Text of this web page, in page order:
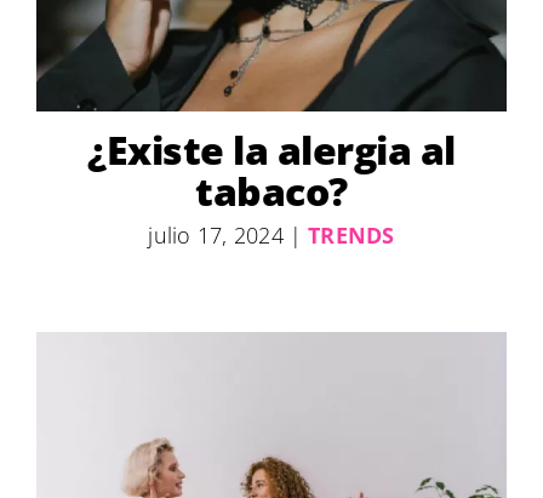
¿Existe la alergia al
tabaco?
julio 17, 2024 | TRENDS